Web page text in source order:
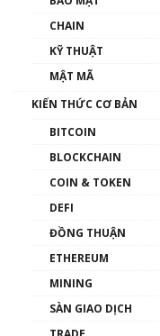
00:43:47
như thể
00:39:31
Phổ
thống
CHAIN
KỸ THUẬT
MẬT MÃ
KIẾN THỨC CƠ BẢN
BITCOIN
BLOCKCHAIN
COIN & TOKEN
DEFI
ĐỒNG THUẬN
ETHEREUM
MINING
SÀN GIAO DỊCH